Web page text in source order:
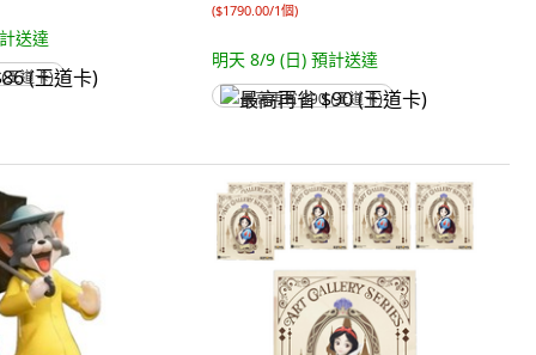
送達
王道卡)
($1790.00/1個)
明天 8/9 (日) 預計送達
最高再省 $90 (王道卡)